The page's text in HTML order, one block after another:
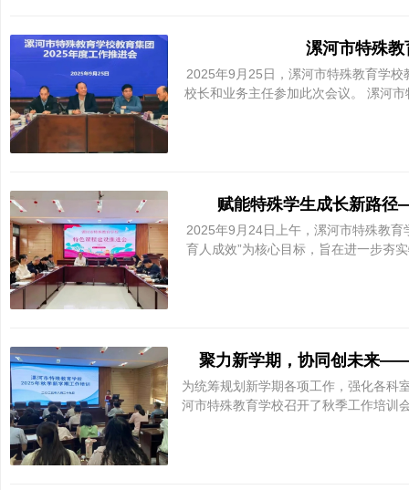
育
漯河市特殊
2025年9月25日，漯河市特殊教育学
校长和业务主任参加此次会议。 漯河
赋能特殊学生成长新路
2025年9月24日上午，漯河市特殊教
育人成效”为核心目标，旨在进一步夯
聚力新学期，协同创未来
为统筹规划新学期各项工作，强化各科
河市特殊教育学校召开了秋季工作培训